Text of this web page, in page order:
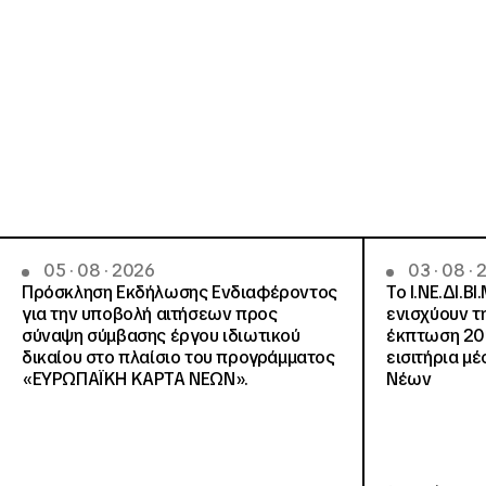
05 · 08 · 2026
Πρόσκληση Εκδήλωσης Ενδιαφέροντος
για την υποβολή αιτήσεων προς
σύναψη σύμβασης έργου ιδιωτικού
δικαίου στο πλαίσιο του προγράμματος
«ΕΥΡΩΠΑΪΚΗ ΚΑΡΤΑ ΝΕΩΝ».
03 · 08 ·
Το
ενισχύουν
έκπτωση
εισιτήρια
Νέων